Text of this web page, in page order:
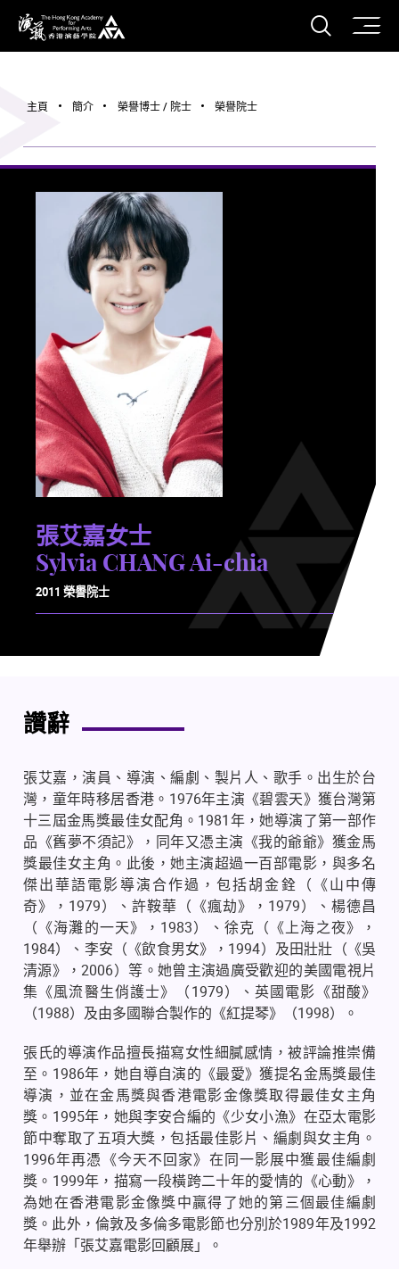
香港演藝學院
打開
主頁 簡介 榮譽博士 / 院士 榮譽院士
張艾嘉女士
Sylvia CHANG Ai-chia
2011 榮譽院士
讚辭
張艾嘉，演員、導演、編劇、製片人、歌手。出生於台
灣，童年時移居香港。 1976年主演《碧雲天》獲台灣第
十三屆金馬獎最佳女配角。 1981年，她導演了第一部作
品《舊夢不須記》，同年又憑主演《我的爺爺》獲金馬
獎最佳女主角。此後，她主演超過一百部電影，與多名
傑出華語電影導演合作過，包括胡金銓（《山中傳
奇》， 1979）、許鞍華（《瘋劫》， 1979）、楊德昌
（《海灘的一天》， 1983）、徐克（《上海之夜》，
1984）、李安（《飲食男女》， 1994）及田壯壯（《吳
清源》，2006）等。她曾主演過廣受歡迎的美國電視片
集《風流醫生俏護士》（1979）、英國電影《甜酸》
（1988）及由多國聯合製作的《紅提琴》（1998）。
張氏的導演作品擅長描寫女性細膩感情，被評論推崇備
至。 1986年，她自導自演的《最愛》獲提名金馬獎最佳
導演，並在金馬獎與香港電影金像獎取得最佳女主角
獎。 1995年，她與李安合編的《少女小漁》在亞太電影
節中奪取了五項大獎，包括最佳影片、編劇與女主角。
1996年再憑《今天不回家》在同一影展中獲最佳編劇
獎。 1999年，描寫一段橫跨二十年的愛情的《心動》，
為她在香港電影金像獎中贏得了她的第三個最佳編劇
獎。此外，倫敦及多倫多電影節也分別於1989年及1992
年舉辦「張艾嘉電影回顧展」。